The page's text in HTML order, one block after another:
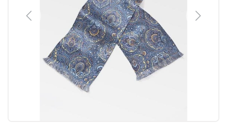
Previous Next